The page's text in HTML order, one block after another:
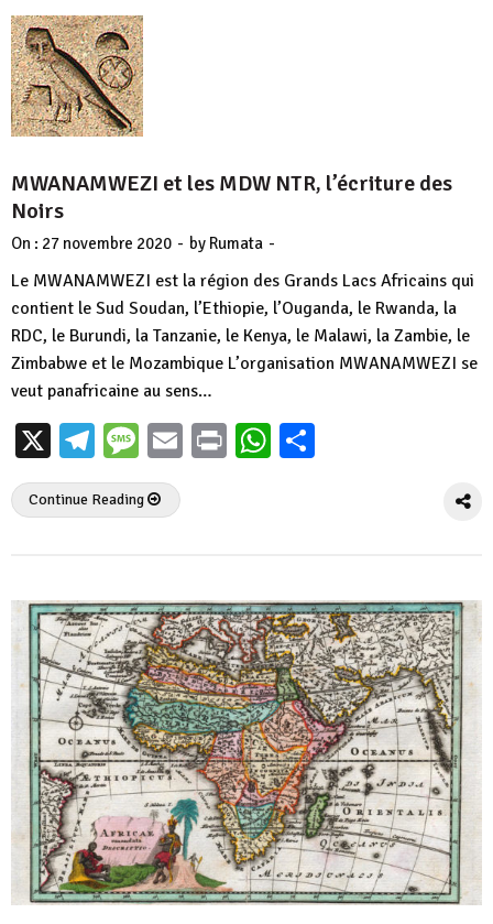
MWANAMWEZI et les MDW NTR, l’écriture des
Noirs
On : 27 novembre 2020 - by Rumata -
Le MWANAMWEZI est la région des Grands Lacs Africains qui
contient le Sud Soudan, l’Ethiopie, l’Ouganda, le Rwanda, la
RDC, le Burundi, la Tanzanie, le Kenya, le Malawi, la Zambie, le
Zimbabwe et le Mozambique L’organisation MWANAMWEZI se
veut panafricaine au sens…
X Telegram
Message
EmailPrintWhatsApp
Continue Reading